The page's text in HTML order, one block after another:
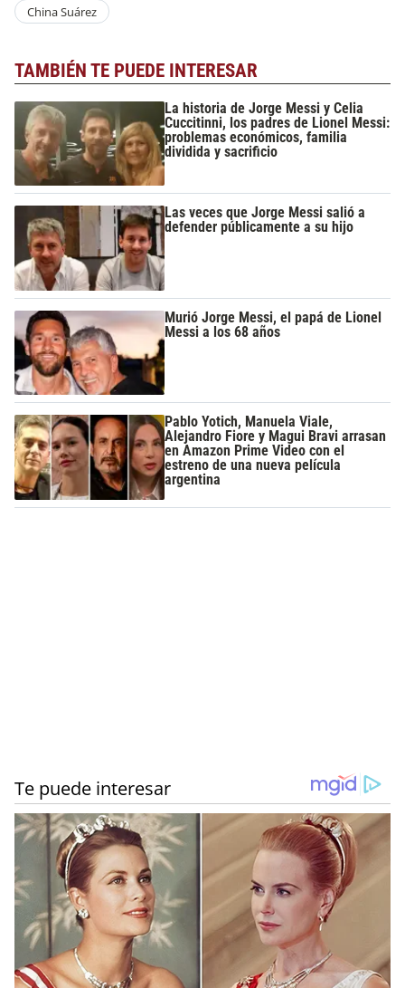
China Suárez
TAMBIÉN TE PUEDE INTERESAR
La historia de Jorge Messi y Celia
Cuccitinni, los padres de Lionel Messi:
problemas económicos, familia
dividida y sacrificio
Las veces que Jorge Messi salió a
defender públicamente a su hijo
Murió Jorge Messi, el papá de Lionel
Messi a los 68 años
Pablo Yotich, Manuela Viale,
Alejandro Fiore y Magui Bravi arrasan
en Amazon Prime Video con el
estreno de una nueva película
argentina